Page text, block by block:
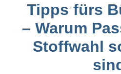
Tipps fürs
– Warum
Stoffwahl